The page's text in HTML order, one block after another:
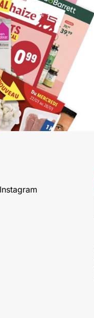
Instagram